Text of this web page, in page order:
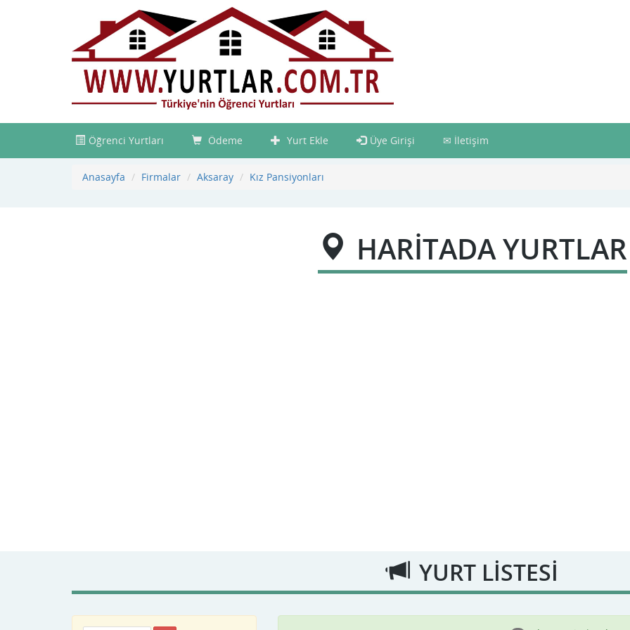
Öğrenci Yurtları Ödeme Yurt Ekle Üye Girişi İletişim
Anasayfa Firmalar Aksaray Kız Pansiyonları
HARİTADA YURTLAR
YURT LİSTESİ